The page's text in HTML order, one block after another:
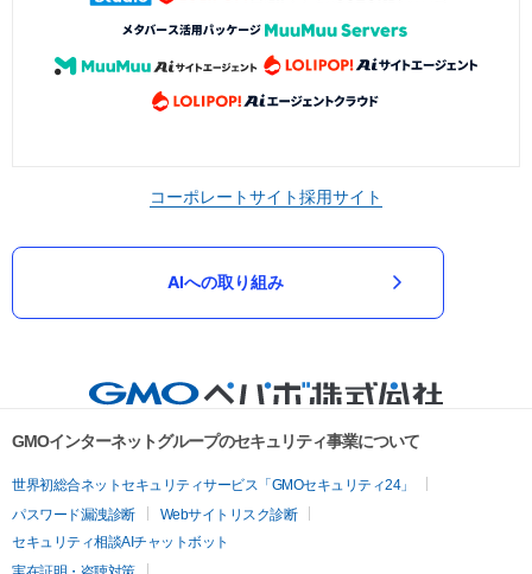
コーポレートサイト採用サイト
AIへの取り組み
GMOインターネットグループのセキュリティ事業について
世界初総合ネットセキュリティサービス「GMOセキュリティ24」
パスワード漏洩診断
Webサイトリスク診断
セキュリティ相談AIチャットボット